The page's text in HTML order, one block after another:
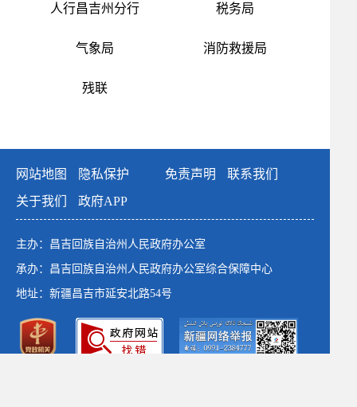
人行昌吉州分行 税务局
气象局 消防救援局
残联
网站地图 隐私保护 免责声明
联系我们
关于我们
政府APP
主办：昌吉回族自治州人民政府办公室
承办：昌吉回族自治州人民政府办公室综合保障中心
地址：新疆昌吉市延安北路54号